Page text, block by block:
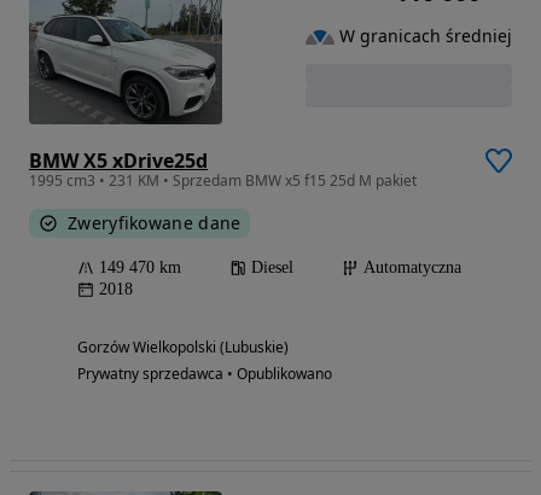
BMW X5 xDrive25d
1995 cm3 • 231 KM • Sprzedam BMW x5 f15 25d M pakiet
Zweryfikowane dane
149 470 km Diesel
Automatyczna
2018
Gorzów Wielkopolski (Lubuskie)
Prywatny sprzedawca • Opublikowano
W granicach średniej